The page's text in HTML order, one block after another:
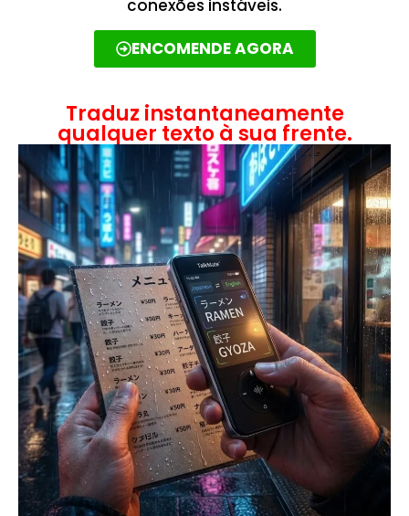
conexões instáveis.
ENCOMENDE AGORA
Traduz instantaneamente
qualquer texto à sua frente.